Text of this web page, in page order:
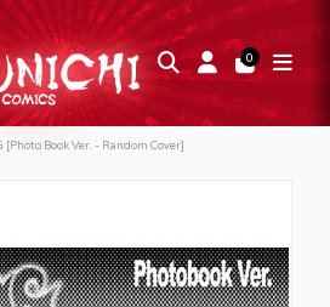
0
[Photo Book Ver. - Random Cover]